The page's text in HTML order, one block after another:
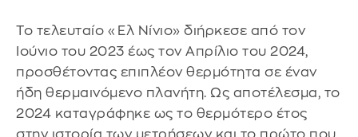
Το τελευταίο «Ελ Νίνιο» διήρκεσε από τον
Ιούνιο του 2023 έως τον Απρίλιο του 2024,
προσθέτοντας επιπλέον θερμότητα σε έναν
ήδη θερμαινόμενο πλανήτη. Ως αποτέλεσμα, το
2024 καταγράφηκε ως το θερμότερο έτος
στην ιστορία των μετρήσεων και το πρώτο που